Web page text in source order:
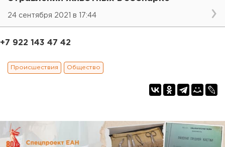
24 сентября 2021 в 17:44
+7 922 143 47 42
Происшествия Общество